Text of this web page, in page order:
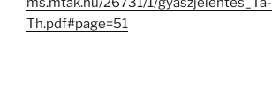
Th.pdf#page=51